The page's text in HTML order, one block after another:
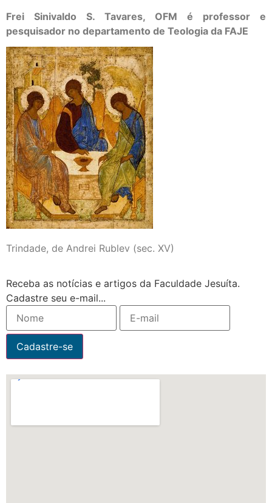
Frei Sinivaldo S. Tavares, OFM é professor e
pesquisador no departamento de Teologia da FAJE
Trindade, de Andrei Rublev (sec. XV)
Receba as notícias e artigos da Faculdade Jesuíta.
Cadastre seu e-mail...